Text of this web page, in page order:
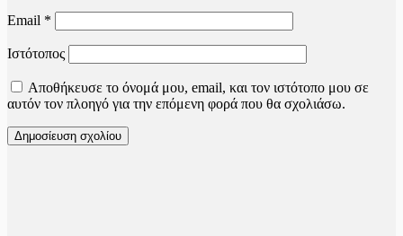
Email *
Ιστότοπος
Αποθήκευσε το όνομά μου, email, και τον ιστότοπο μου σε
αυτόν τον πλοηγό για την επόμενη φορά που θα σχολιάσω.